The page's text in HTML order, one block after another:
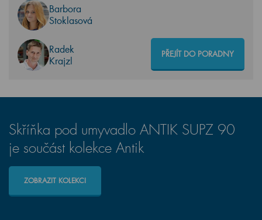
Barbora
Stoklasová
Radek
Krajzl
PŘEJÍT DO PORADNY
Skříňka pod umyvadlo ANTIK SUPZ 90
je součást kolekce Antik
ZOBRAZIT KOLEKCI